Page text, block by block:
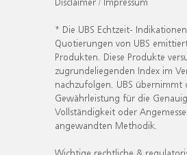
* Die UBS Echtzeit-
Quotierungen von UBS
Produkten. Diese Produkte
zugrundeliegenden Index im
nachzufolgen. UBS übernimmt
Gewährleistung für die
Vollständigkeit oder
angewandten Methodik.